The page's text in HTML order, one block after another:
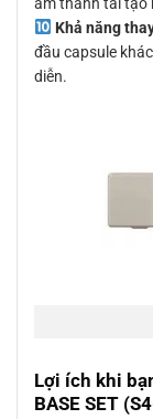
Khả năng
đầu capsule
diễn.
Lợi ích khi
BASE SET